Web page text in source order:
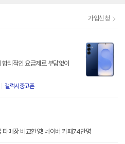
가입신청
리적인 요금제로 부담없이
갤럭시중고폰
매장 비교환영! 네이버 카페74만명